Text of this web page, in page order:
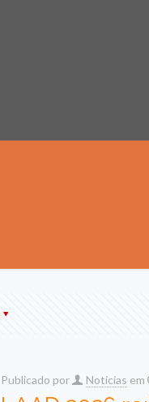
Publicado por Noticias em